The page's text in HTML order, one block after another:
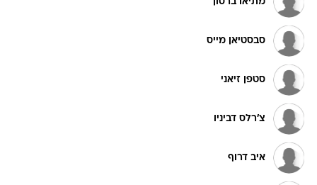
מתיאו ברסון
סבסטיאן מייס
סטפן זיאני
צ'רלס דביניו
איב דרוף